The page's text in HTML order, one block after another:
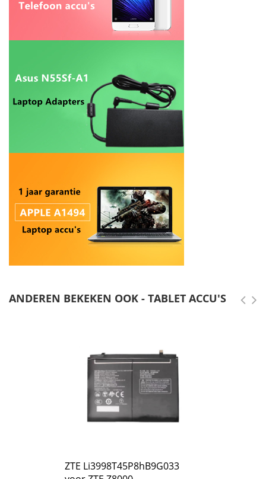
ANDEREN BEKEKEN OOK - TABLET ACCU'S
ZTE Li3998T45P8hB9G033